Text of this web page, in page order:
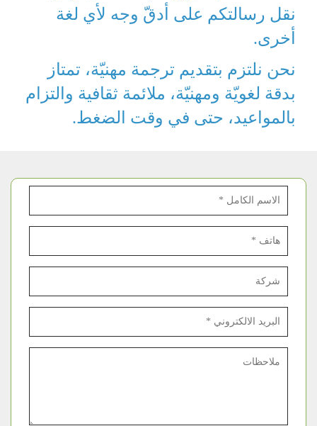
نقل رسالتكم على أدقّ وجه لأي لغة
أخرى.
نحن نلتزم بتقديم ترجمة مهنيّة، تمتاز
بدقة لغويّة ومهنيّة، ملائمة ثقافية والتزام
بالمواعيد، حتى في وقت الضغط.